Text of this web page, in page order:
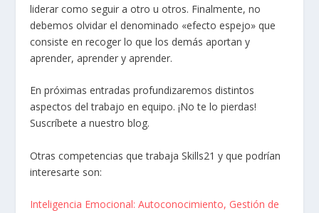
liderar como seguir a otro u otros. Finalmente, no
debemos olvidar el denominado «efecto espejo» que
consiste en recoger lo que los demás aportan y
aprender, aprender y aprender.
En próximas entradas profundizaremos distintos
aspectos del trabajo en equipo. ¡No te lo pierdas!
Suscríbete a nuestro blog.
Otras competencias que trabaja Skills21 y que podrían
interesarte son:
Inteligencia Emocional: Autoconocimiento, Gestión de